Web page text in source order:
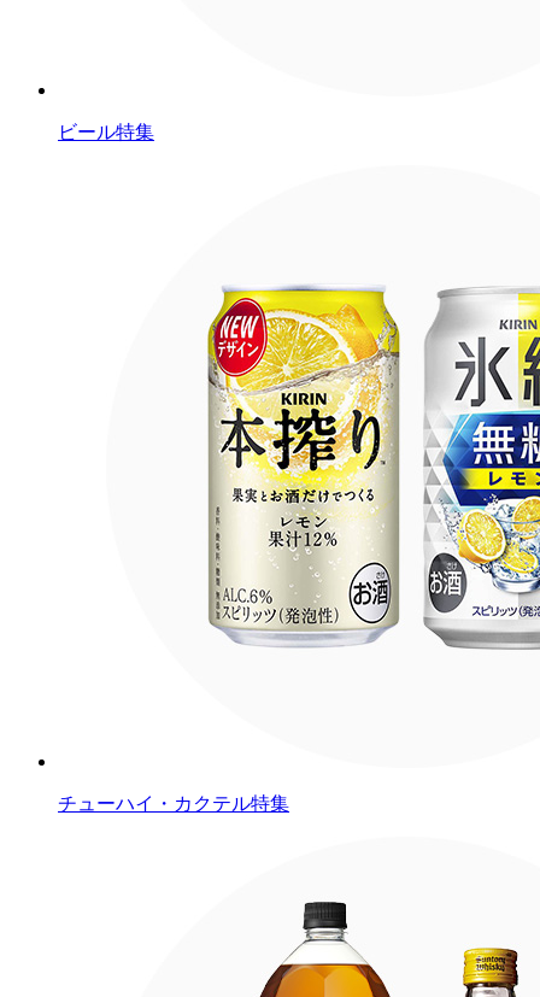
ビール特集
チューハイ・カクテル特集